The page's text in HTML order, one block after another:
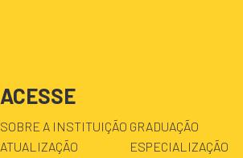
ACESSE
SOBRE A INSTITUIÇÃO GRADUAÇÃO
ATUALIZAÇÃO
ESPECIALIZAÇÃO